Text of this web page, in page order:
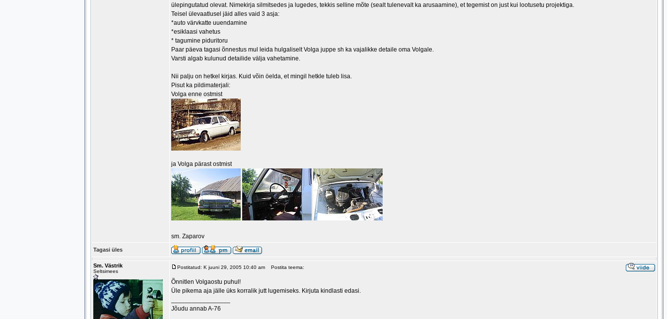
ülepingutatud olevat. Nimekirja silmitsedes ja lugedes, tekkis selline mõte (sealt tulenevalt ka arusaamine), et tegemist on just kui lootusetu projektiga.
Teisel ülevaatlusel jäid alles vaid 3 asja:
*auto värvkatte uuendamine
*esiklaasi vahetus
* tagumine piduritoru
Paar päeva tagasi õnnestus mul leida hulgaliselt Volga juppe sh ka vajalikke detaile oma Volgale.
Varsti algab kulunud detailide välja vahetamine.
Nii palju on hetkel kirjas. Kuid võin öelda, et mingil hetkle tuleb lisa.
Pisut ka pildimaterjali:
Volga enne ostmist
ja Volga pärast ostmist
sm. Zaparov
Tagasi üles
Sm. Västrik
Seltsimees
Postitatud: K juuni 29, 2005 10:40 am Postita teema:
Õnnitlen Volgaostu puhul!
Üle pikema aja jälle üks korralik jutt lugemiseks. Kirjuta kindlasti edasi.
Jõudu annab A-76